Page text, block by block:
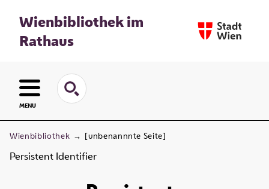
Wienbibliothek im
Rathaus
MENU
Wienbibliothek → [unbenannnte Seite]
Persistent Identifier